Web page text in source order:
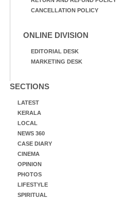
CANCELLATION POLICY
ONLINE DIVISION
EDITORIAL DESK
MARKETING DESK
SECTIONS
LATEST
KERALA
LOCAL
NEWS 360
CASE DIARY
CINEMA
OPINION
PHOTOS
LIFESTYLE
SPIRITUAL